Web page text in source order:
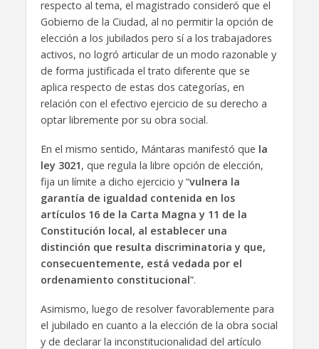
respecto al tema, el magistrado consideró que el
Gobierno de la Ciudad, al no permitir la opción de
elección a los jubilados pero sí a los trabajadores
activos, no logró articular de un modo razonable y
de forma justificada el trato diferente que se
aplica respecto de estas dos categorías, en
relación con el efectivo ejercicio de su derecho a
optar libremente por su obra social.
En el mismo sentido, Mántaras manifestó que la
ley 3021, que regula la libre opción de elección,
fija un límite a dicho ejercicio y “vulnera la
garantía de igualdad contenida en los
artículos 16 de la Carta Magna y 11 de la
Constitución local, al establecer una
distinción que resulta discriminatoria y que,
consecuentemente, está vedada por el
ordenamiento constitucional”.
Asimismo, luego de resolver favorablemente para
el jubilado en cuanto a la elección de la obra social
y de declarar la inconstitucionalidad del artículo